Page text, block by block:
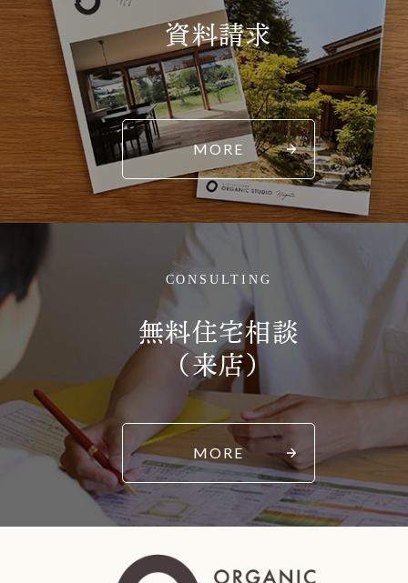
資料請求
MORE
CONSULTING
無料住宅相談
（来店）
MORE